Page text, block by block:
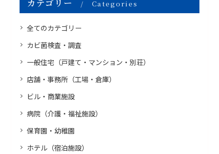
カテゴリー Categories
全てのカテゴリー
カビ菌検査・調査
一般住宅（戸建て・マンション・別荘）
店舗・事務所（工場・倉庫）
ビル・商業施設
病院（介護・福祉施設）
保育園・幼稚園
ホテル（宿泊施設）